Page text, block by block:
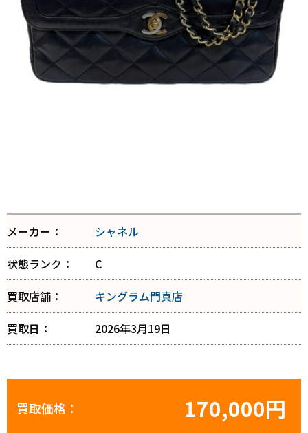
メーカー：
シャネル
状態ランク：
C
買取店舗：
キングラム門真店
買取日：
2026年3月19日
買取価格： 170,000円